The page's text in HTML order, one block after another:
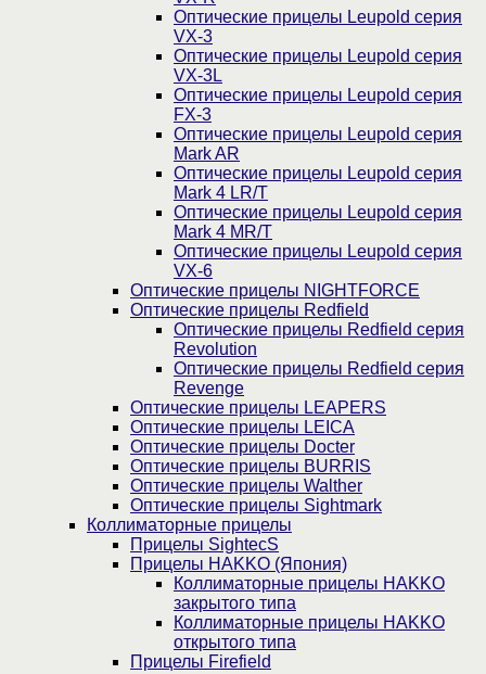
Оптические прицелы Leupold серия
VX-3
Оптические прицелы Leupold серия
VX-3L
Оптические прицелы Leupold серия
FX-3
Оптические прицелы Leupold серия
Mark AR
Оптические прицелы Leupold серия
Mark 4 LR/T
Оптические прицелы Leupold серия
Mark 4 MR/T
Оптические прицелы Leupold серия
VX-6
Оптические прицелы NIGHTFORCE
Оптические прицелы Redfield
Оптические прицелы Redfield серия
Revolution
Оптические прицелы Redfield серия
Revenge
Оптические прицелы LEAPERS
Оптические прицелы LEICA
Оптические прицелы Docter
Оптические прицелы BURRIS
Оптические прицелы Walther
Оптические прицелы Sightmark
Коллиматорные прицелы
Прицелы SightecS
Прицелы HAKKO (Япония)
Коллиматорные прицелы HAKKO
закрытого типа
Коллиматорные прицелы HAKKO
открытого типа
Прицелы Firefield